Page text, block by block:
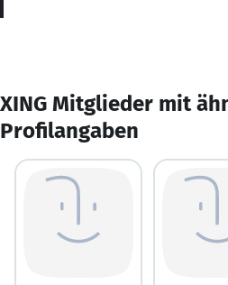
XING Mitglieder mit
Profilangaben